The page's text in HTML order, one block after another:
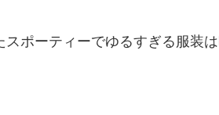
ポーティーでゆるすぎる服装